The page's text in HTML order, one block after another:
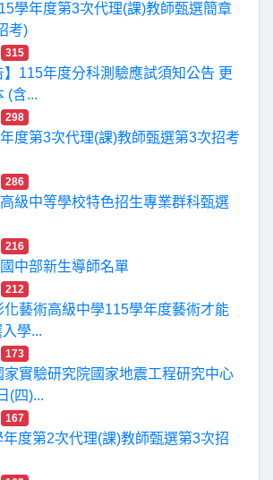
學年度第3次代理(課)教師甄選簡章
考)
315
】115年度分科測驗應試須知公告 更
(含...
298
度第3次代理(課)教師甄選第3次招考
286
級中等學校特色招生專業群科甄選
216
中部新生導師名單
212
化藝術高級中學115學年度藝術才能
學...
173
家實驗研究院國家地震工程研究中心
(四)...
167
度第2次代理(課)教師甄選第3次招